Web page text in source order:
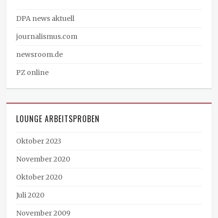
DPA news aktuell
journalismus.com
newsroom.de
PZ online
LOUNGE ARBEITSPROBEN
Oktober 2023
November 2020
Oktober 2020
Juli 2020
November 2009